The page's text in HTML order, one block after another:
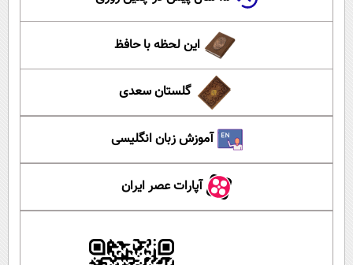
این لحظه با حافظ
گلستان سعدی
آموزش زبان انگلیسی
آپارات عصر ایران